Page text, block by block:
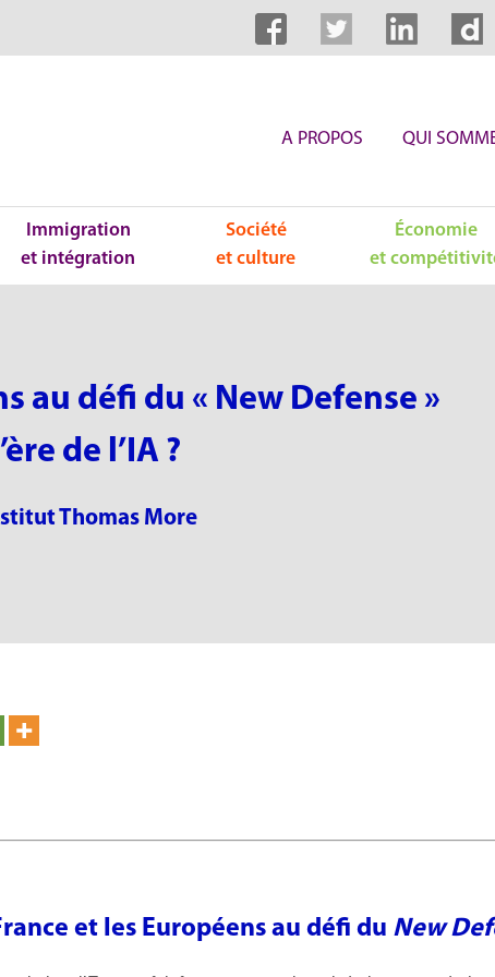
A PROPOS QUI
Immigration
et intégration
Société
et culture
Économie
et
au défi du « New Defense »
de l’IA ?
Thomas More
et les Européens au défi du New